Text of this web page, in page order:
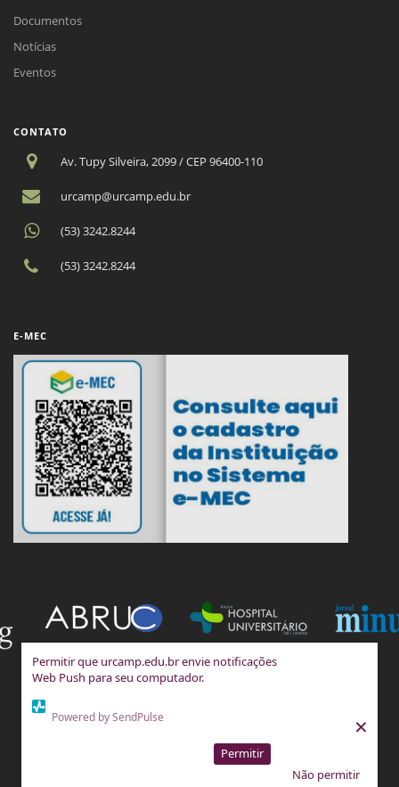
Permitir que urcamp.edu.br envie notificações
Web Push para seu computador.
Powered by SendPulse
Não permitir
Permitir
×
Documentos
Notícias
Eventos
CONTATO
Av. Tupy Silveira, 2099 / CEP 96400-110
urcamp@urcamp.edu.br
(53) 3242.8244
(53) 3242.8244
E-MEC